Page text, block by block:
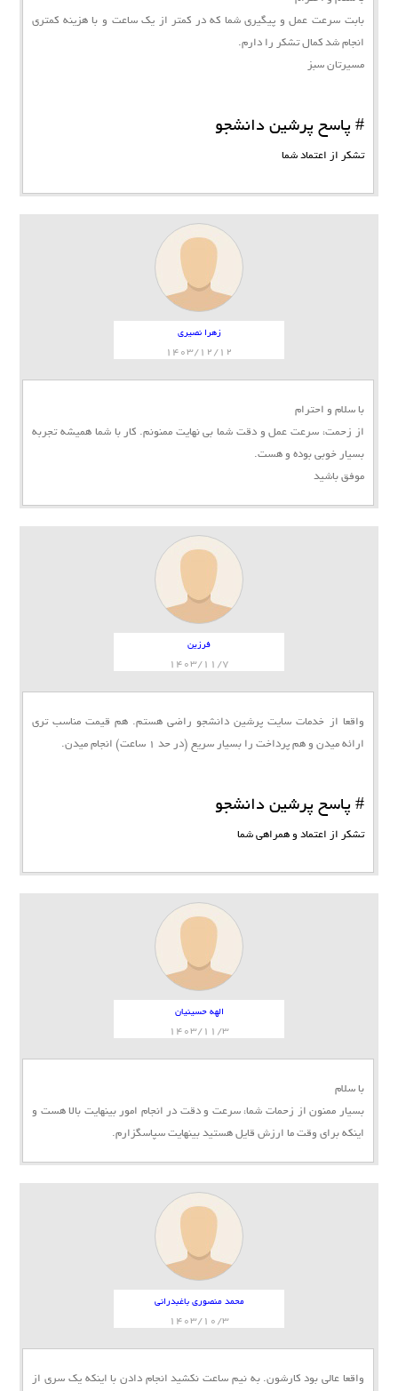
بابت سرعت عمل و پیگیری شما که در کمتر از یک ساعت و با هزینه کمتری
انجام شد کمال تشکر را دارم.
مسیرتان سبز
# پاسخ پرشین دانشجو
تشکر از اعتماد شما
زهرا نصیری
1403/12/12
با سلام و احترام
از زحمت، سرعت عمل و دقت شما بی نهایت ممنونم. کار با شما همیشه تجربه
بسیار خوبی بوده و هست.
موفق باشید
فرزین
1403/11/7
واقعا از خدمات سایت پرشین دانشجو راضی هستم. هم قیمت مناسب تری
ارائه میدن و هم پرداخت را بسیار سریع (در حد 1 ساعت) انجام میدن.
# پاسخ پرشین دانشجو
تشکر از اعتماد و همراهی شما
الهه حسینیان
1403/11/3
با سلام
بسیار ممنون از زحمات شما، سرعت و دقت در انجام امور بینهایت بالا هست و
اینکه برای وقت ما ارزش قایل هستید بینهایت سپاسگزارم.
محمد منصوری باغبدرانی
1403/10/3
واقعا عالی بود کارشون. به نیم ساعت نکشید انجام دادن با اینکه یک سری از